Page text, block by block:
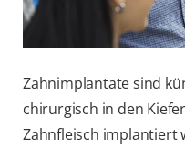
Zahnimplantate sind
chirurgisch in den
Zahnfleisch implantiert